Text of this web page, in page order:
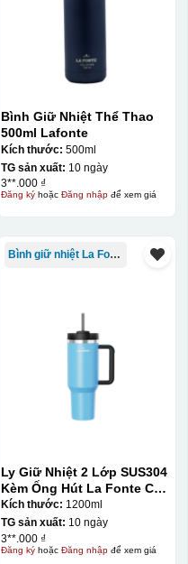
Bình Giữ Nhiệt Thể Thao
500ml Lafonte
Kích thước: 500ml
TG sản xuất: 10 ngày
3**.000 ₫
Đăng kýhoặc Đăng nhậpđể xem giá
Bình giữ nhiệt La Fonte
Ly Giữ Nhiệt 2 Lớp SUS304
Kèm Ống Hút La Fonte Có
Tay Cầm 1200ml
Kích thước: 1200ml
TG sản xuất: 10 ngày
3**.000 ₫
Đăng kýhoặc Đăng nhậpđể xem giá